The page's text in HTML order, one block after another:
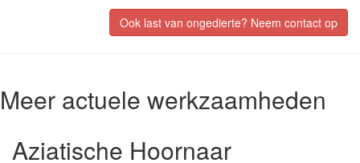
Ook last van ongedierte? Neem contact op
Meer actuele werkzaamheden
Aziatische Hoornaar